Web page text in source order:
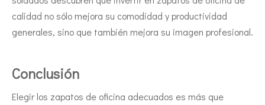
calidad no sólo mejora su comodidad y productividad
generales, sino que también mejora su imagen profesional.
Conclusión
Elegir los zapatos de oficina adecuados es más que